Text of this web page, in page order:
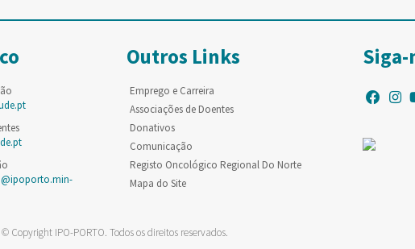
Outros Links
Emprego e Carreira
Associações de Doentes
Donativos
Comunicação
Registo Oncológico Regional Do Norte
Mapa do Site
Siga-
© Copyright IPO-PORTO. Todos os direitos reservados.